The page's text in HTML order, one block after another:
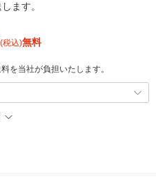
ます。
(税込)無料
を当社が負担いたします。